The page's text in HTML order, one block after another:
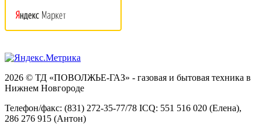
2026 © ТД «ПОВОЛЖЬЕ-ГАЗ» - газовая и бытовая техника в
Нижнем Новгороде
Телефон/факс: (831) 272-35-77/78 ICQ: 551 516 020 (Елена),
286 276 915 (Антон)